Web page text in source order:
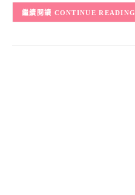
CONTINUE READING